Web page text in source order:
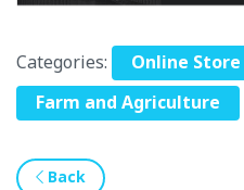
Categories:
Online Store
Farm and Agriculture
Back